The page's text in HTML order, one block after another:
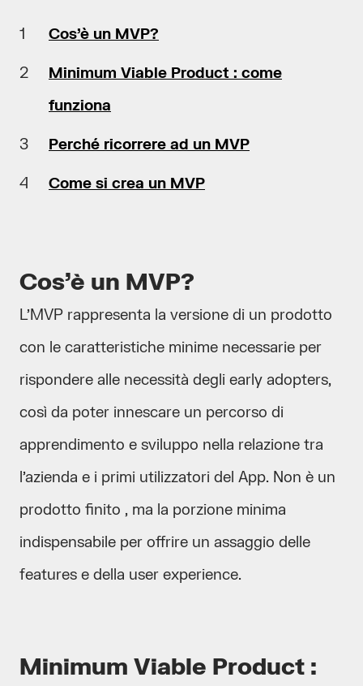
Cos’è un MVP?
Minimum Viable Product : come
funziona
Perché ricorrere ad un MVP
Come si crea un MVP
Cos’è un MVP?
L’MVP rappresenta la versione di un prodotto
con le caratteristiche minime necessarie per
rispondere alle necessità degli early adopters,
così da poter innescare un percorso di
apprendimento e sviluppo nella relazione tra
l’azienda e i primi utilizzatori del App. Non è un
prodotto finito , ma la porzione minima
indispensabile per offrire un assaggio delle
features e della user experience.
Minimum Viable Product :